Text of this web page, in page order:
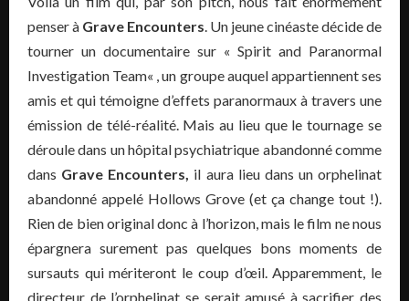
penser à Grave Encounters. Un jeune cinéaste décide de
tourner un documentaire sur « Spirit and Paranormal
Investigation Team« , un groupe auquel appartiennent ses
amis et qui témoigne d’effets paranormaux à travers une
émission de télé-réalité.Mais au lieu que le tournage se
déroule dans un hôpital psychiatrique abandonné comme
dans Grave Encounters, il aura lieu dans un orphelinat
abandonné appelé Hollows Grove (et ça change tout !).
Rien de bien original donc à l’horizon, mais le film ne nous
épargnera surement pas quelques bons moments de
sursauts qui mériteront le coup d’œil.Apparemment, le
directeur de l’orphelinat se serait amusé à sacrifier des